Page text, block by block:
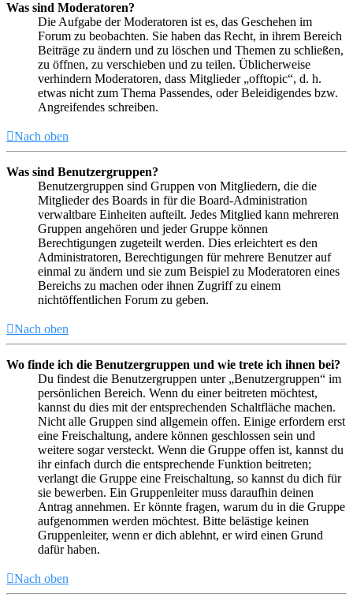
Was sind Moderatoren?
Die Aufgabe der Moderatoren ist es, das Geschehen im
Forum zu beobachten. Sie haben das Recht, in ihrem Bereich
Beiträge zu ändern und zu löschen und Themen zu schließen,
zu öffnen, zu verschieben und zu teilen. Üblicherweise
verhindern Moderatoren, dass Mitglieder „offtopic“, d. h.
etwas nicht zum Thema Passendes, oder Beleidigendes bzw.
Angreifendes schreiben.
Nach oben
Was sind Benutzergruppen?
Benutzergruppen sind Gruppen von Mitgliedern, die die
Mitglieder des Boards in für die Board-Administration
verwaltbare Einheiten aufteilt. Jedes Mitglied kann mehreren
Gruppen angehören und jeder Gruppe können
Berechtigungen zugeteilt werden. Dies erleichtert es den
Administratoren, Berechtigungen für mehrere Benutzer auf
einmal zu ändern und sie zum Beispiel zu Moderatoren eines
Bereichs zu machen oder ihnen Zugriff zu einem
nichtöffentlichen Forum zu geben.
Nach oben
Wo finde ich die Benutzergruppen und wie trete ich ihnen bei?
Du findest die Benutzergruppen unter „Benutzergruppen“ im
persönlichen Bereich. Wenn du einer beitreten möchtest,
kannst du dies mit der entsprechenden Schaltfläche machen.
Nicht alle Gruppen sind allgemein offen. Einige erfordern erst
eine Freischaltung, andere können geschlossen sein und
weitere sogar versteckt. Wenn die Gruppe offen ist, kannst du
ihr einfach durch die entsprechende Funktion beitreten;
verlangt die Gruppe eine Freischaltung, so kannst du dich für
sie bewerben. Ein Gruppenleiter muss daraufhin deinen
Antrag annehmen. Er könnte fragen, warum du in die Gruppe
aufgenommen werden möchtest. Bitte belästige keinen
Gruppenleiter, wenn er dich ablehnt, er wird einen Grund
dafür haben.
Nach oben